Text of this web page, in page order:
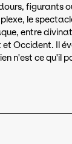
figurants
le
entre
et Occident. Il
n'est ce qu'il